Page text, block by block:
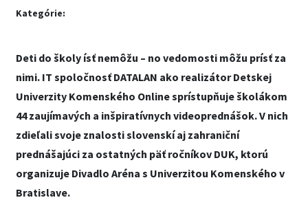
Kategórie:
Deti do školy ísť nemôžu – no vedomosti môžu prísť za
nimi. IT spoločnosť DATALAN ako realizátor Detskej
Univerzity Komenského Online sprístupňuje školákom
44 zaujímavých a inšpiratívnych videoprednášok. V nich
zdieľali svoje znalosti slovenskí aj zahraniční
prednášajúci za ostatných päť ročníkov DUK, ktorú
organizuje Divadlo Aréna s Univerzitou Komenského v
Bratislave.